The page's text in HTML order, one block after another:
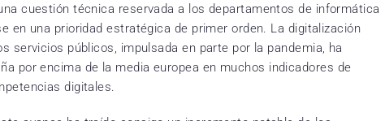
cuestión técnica reservada a los departamentos de informática
en una prioridad estratégica de primer orden. La digitalización
servicios públicos, impulsada en parte por la pandemia, ha
por encima de la media europea en muchos indicadores de
digitales.